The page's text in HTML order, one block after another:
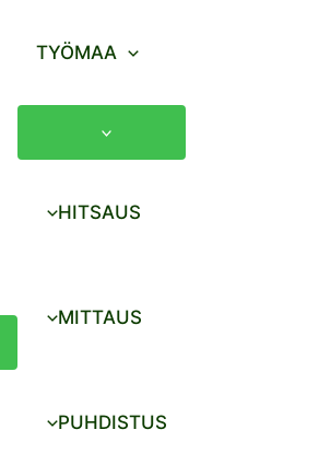
TYÖMAA
HITSAUS
MITTAUS
PUHDISTUS